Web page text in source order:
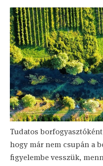
Tudatos
hogy már nem csupán a
figyelembe vesszük,